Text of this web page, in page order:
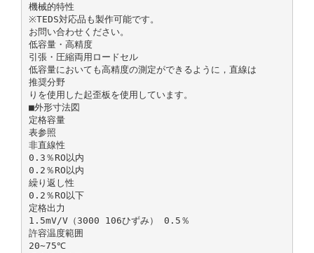
機械的特性
※TEDS対応品も製作可能です。
お問い合わせください。
低容量・高精度
引張・圧縮両用ロードセル
低容量においても高精度の測定ができるように，直線は
推奨分野
りを使用した起歪板を使用しています。
■外形寸法図
定格容量
表参照
非直線性
0.3％RO以内
0.2％RO以内
繰り返し性
0.2％RO以下
定格出力
1.5mV/V（3000 10­6ひずみ） 0.5％
許容温度範囲
­20∼75℃